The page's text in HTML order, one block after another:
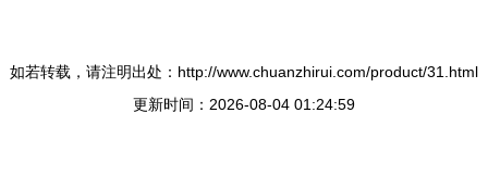
如若转载，请注明出处：http://www.chuanzhirui.com/product/31.html
更新时间：2026-08-04 01:24:59